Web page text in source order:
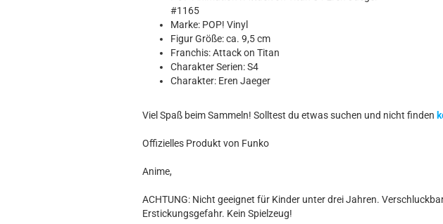
MARVEL
Movie
STAR WARS
#1165
Marke: POP! Vinyl
Figur Größe: ca. 9,5 cm
Franchis: Attack on Titan
Charakter Serien: S4
Charakter: Eren Jaeger
Viel Spaß beim Sammeln! Solltest du etwas suchen und nicht finden
Offizielles Produkt von Funko
Anime,
ACHTUNG: Nicht geeignet für Kinder unter drei Jahren.
Erstickungsgefahr. Kein Spielzeug!